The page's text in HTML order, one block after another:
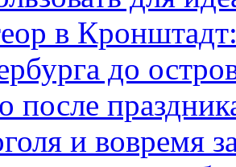
в
до
после
и вовремя